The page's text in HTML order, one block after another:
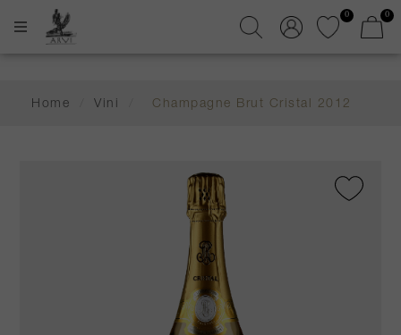
0 0
Home Vini Champagne Brut Cristal 2012